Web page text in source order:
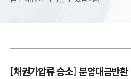
[채권가압류 승소] 분양대금반